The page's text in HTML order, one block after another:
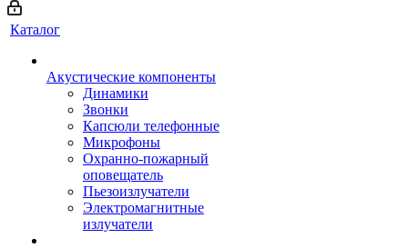
Каталог
Акустические компоненты
Динамики
Звонки
Капсюли телефонные
Микрофоны
Охранно-пожарный
оповещатель
Пьезоизлучатели
Электромагнитные
излучатели